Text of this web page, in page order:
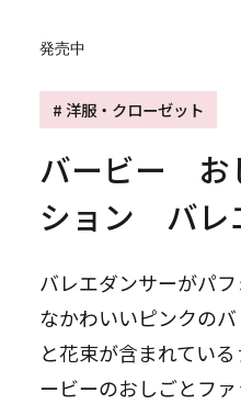
発売中
# 洋服・クローゼット
バービー お
ション バレ
バレエダンサーがパ
なかわいいピンクの
と花束が含まれてい
ービーのおしごとフ